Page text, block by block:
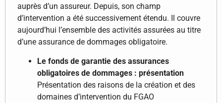
auprès d’un assureur. Depuis, son champ
d’intervention a été successivement étendu. Il couvre
aujourd’hui l’ensemble des activités assurées au titre
d’une assurance de dommages obligatoire.
Le fonds de garantie des assurances
obligatoires de dommages : présentation
Présentation des raisons de la création et des
domaines d’intervention du FGAO